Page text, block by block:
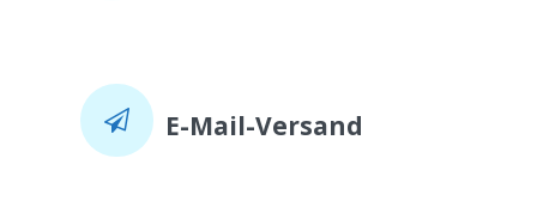
E-Mail-Versand